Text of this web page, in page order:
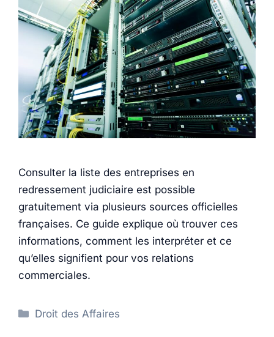
Consulter la liste des entreprises en
redressement judiciaire est possible
gratuitement via plusieurs sources officielles
françaises. Ce guide explique où trouver ces
informations, comment les interpréter et ce
qu’elles signifient pour vos relations
commerciales.
Catégories
Droit des Affaires